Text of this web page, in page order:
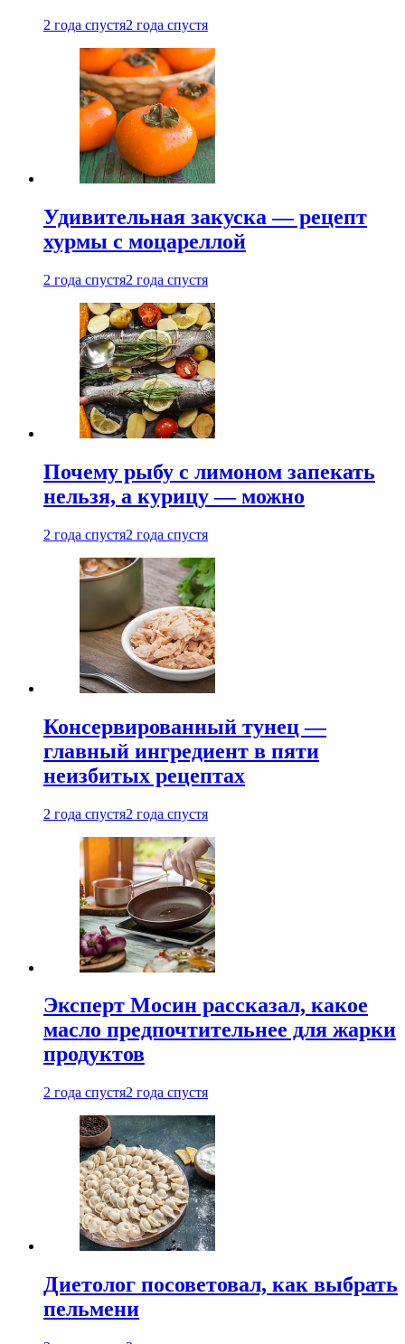
2 года спустя2 года спустя
Удивительная закуска — рецепт
хурмы с моцареллой
2 года спустя2 года спустя
Почему рыбу с лимоном запекать
нельзя, а курицу — можно
2 года спустя2 года спустя
Консервированный тунец —
главный ингредиент в пяти
неизбитых рецептах
2 года спустя2 года спустя
Эксперт Мосин рассказал, какое
масло предпочтительнее для жарки
продуктов
2 года спустя2 года спустя
Диетолог посоветовал, как выбрать
пельмени